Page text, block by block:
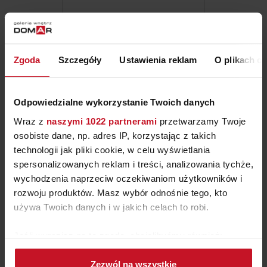
Zgoda Szczegóły Ustawienia reklam O plikach
Odpowiedzialne wykorzystanie Twoich danych
Wraz z naszymi 1022 partnerami przetwarzamy Twoje
osobiste dane, np. adres IP, korzystając z takich
technologii jak pliki cookie, w celu wyświetlania
spersonalizowanych reklam i treści, analizowania tychże,
wychodzenia naprzeciw oczekiwaniom użytkowników i
rozwoju produktów. Masz wybór odnośnie tego, kto
używa Twoich danych i w jakich celach to robi.
Jeśli wyrazisz na to zgodę, chcielibyśmy również:
Gromadzić dane dotyczące Twojej lokalizacji
Zezwól na wszystkie
INTERNO ITALIANO
+48 697 661 307
meble; salon; jadalnia;